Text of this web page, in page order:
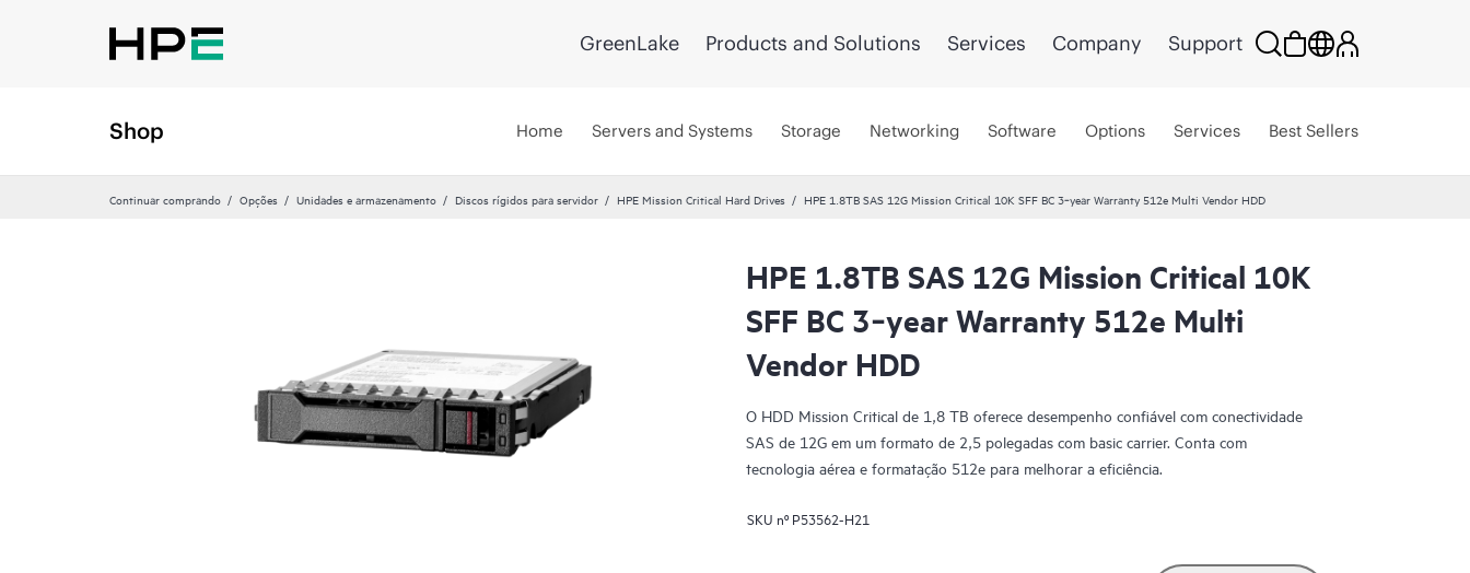
GreenLake Products and Solutions Services Company Support
Shop Home Servers and Systems Storage Networking Software Options Services Best Sellers
Continuar comprando Opções Unidades e armazenamento Discos rígidos para servidor HPE Mission Critical Hard Drives HPE 1.8TB SAS 12G Mission Critical 10K SFF BC 3‑year Warranty 512e Multi Vendor HDD
HPE 1.8TB SAS 12G Mission Critical 10K
SFF BC 3‑year Warranty 512e Multi
Vendor HDD
O HDD Mission Critical de 1,8 TB oferece desempenho confiável com conectividade
SAS de 12G em um formato de 2,5 polegadas com basic carrier. Conta com
tecnologia aérea e formatação 512e para melhorar a eficiência.
SKU nº P53562-H21